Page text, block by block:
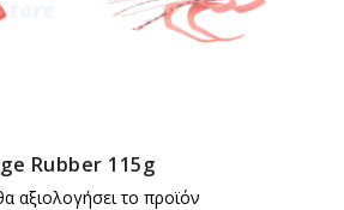
Rubber 115g
αξιολογήσει το προϊόν